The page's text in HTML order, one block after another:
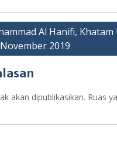
Al Hanifi, Khatam
2019
akan dipublikasikan. Ruas